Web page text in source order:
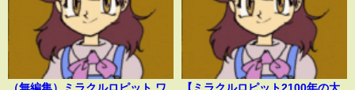
（無編集）ミラクルロピット ワ 【ミラクルロピット2100年の大